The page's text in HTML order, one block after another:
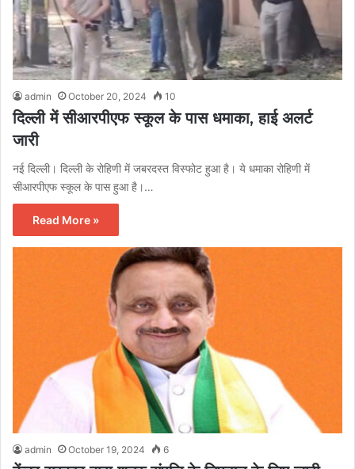
admin October 20, 2024 10
दिल्ली में सीआरपीएफ स्कूल के पास धमाका, हाई अलर्ट
जारी
नई दिल्ली। दिल्ली के रोहिणी में जबरदस्त विस्फोट हुआ है। ये धमाका रोहिणी में
सीआरपीएफ स्कूल के पास हुआ है।…
Read More »
admin October 19, 2024 6